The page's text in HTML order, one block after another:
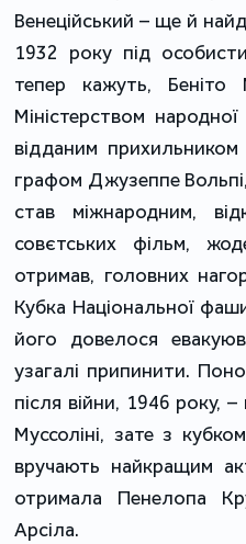
Венеційський – ще й
1932 року під
тепер кажуть, Беніто
Міністерством
відданим прихильником
графом Джузеппе
став міжнародним,
совєтських фільм,
отримав, головних
Кубка Національної
його довелося
узагалі припинити.
після війни, 1946 року,
Муссоліні, зате з
вручають найкращим
отримала Пенелопа
Арсіла.